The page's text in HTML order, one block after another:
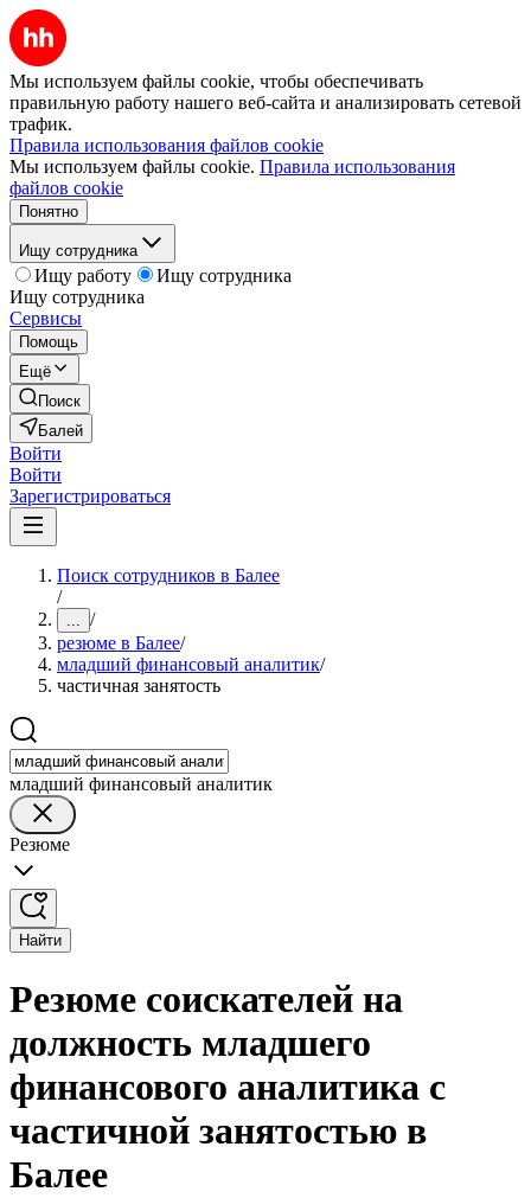
Мы используем файлы cookie, чтобы обеспечивать
правильную работу нашего веб-сайта и анализировать сетевой
трафик.
Правила использования файлов cookie
Мы используем файлы cookie. Правила использования
файлов cookie
Понятно
Ищу сотрудника
Ищу работу
Ищу сотрудника
Ищу сотрудника
Сервисы
Помощь
Ещё
Поиск
Балей
Войти
Войти
Зарегистрироваться
Поиск сотрудников в Балее
/
... /
резюме в Балее/
младший финансовый аналитик/
частичная занятость
младший финансовый аналитик
Резюме
Найти
Резюме соискателей на
должность младшего
финансового аналитика с
частичной занятостью в
Балее